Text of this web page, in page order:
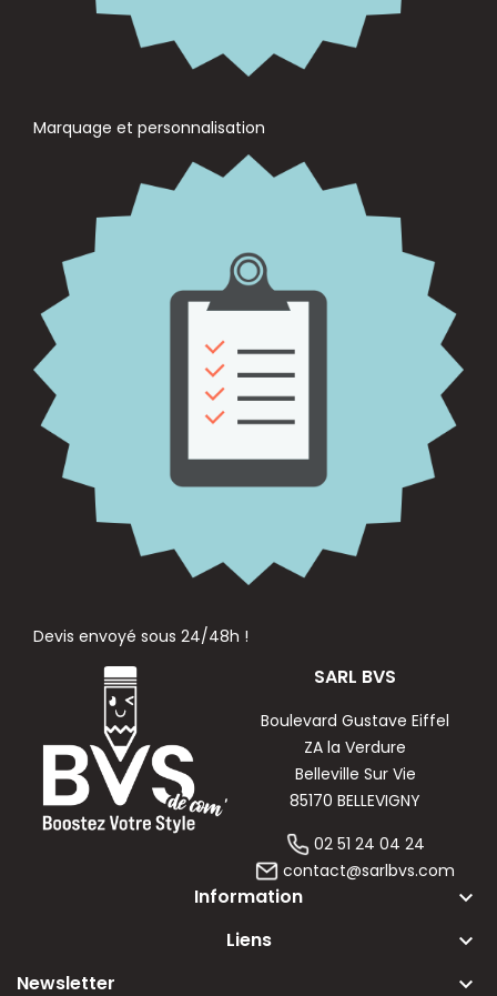
Marquage et personnalisation
Devis envoyé sous 24/48h !
SARL BVS
Boulevard Gustave Eiffel
ZA la Verdure
Belleville Sur Vie
85170 BELLEVIGNY
02 51 24 04 24
contact@sarlbvs.com
Information keyboard_arrow_down
Liens keyboard_arrow_down
Newsletter keyboard_arrow_down